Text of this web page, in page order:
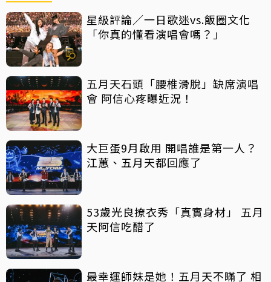
星級評論／一日歌迷vs.飯圈文化
「你真的懂看演唱會嗎？」
五月天石頭「腰椎滑脫」缺席演唱
會 阿信心疼曝近況！
大巨蛋9月啟用 開唱誰是第一人？
江蕙、五月天都回應了
53歲光良撩衣秀「真實身材」 五月
天阿信吃醋了
最幸運師妹是她！五月天不瞞了 相